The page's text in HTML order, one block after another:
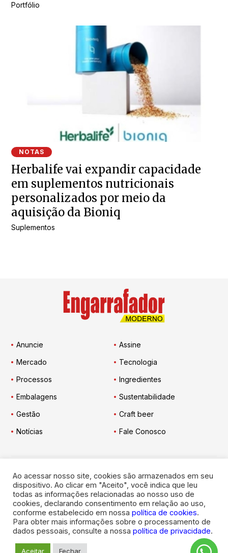
Portfólio
NOTAS
Herbalife vai expandir capacidade
em suplementos nutricionais
personalizados por meio da
aquisição da Bioniq
Suplementos
Anuncie
Assine
Mercado
Tecnologia
Processos
Ingredientes
Embalagens
Sustentabilidade
Gestão
Craft beer
Notícias
Fale Conosco
Engarrafador Moderno nas Redes:
. Todos os direitos reservados.
Ao acessar nosso site, cookies são armazenados em seu
dispositivo. Ao clicar em "Aceito", você indica que leu
todas as informações relacionadas ao nosso uso de
cookies, declarando consentimento em relação ao uso,
conforme estabelecido em nossa política de cookies.
Para obter mais informações sobre o processamento de
dados pessoais, consulte a nossa política de privacidade.
Aceitar Fechar